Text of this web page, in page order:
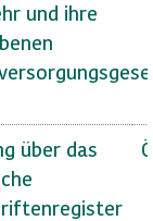
und ihre
über das